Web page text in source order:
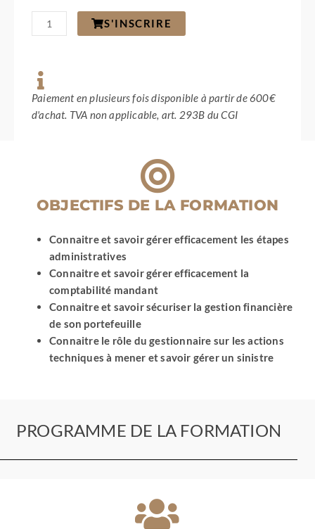
place
d’un
service
gestion
financière
technique
S'INSCRIRE
Paiement en plusieurs fois disponible à partir de 600€
d'achat. TVA non applicable, art. 293B du CGI
OBJECTIFS DE LA FORMATION
Connaitre et savoir gérer efficacement les étapes
administratives
Connaitre et savoir gérer efficacement la
comptabilité mandant
Connaitre et savoir sécuriser la gestion financière
de son portefeuille
Connaitre le rôle du gestionnaire sur les actions
techniques à mener et savoir gérer un sinistre
PROGRAMME DE LA FORMATION